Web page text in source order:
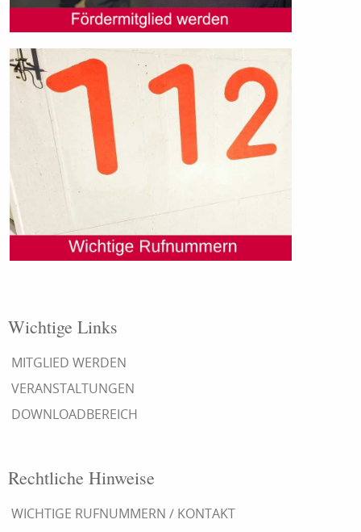
Wichtige Links
MITGLIED WERDEN
VERANSTALTUNGEN
DOWNLOADBEREICH
Rechtliche Hinweise
WICHTIGE RUFNUMMERN / KONTAKT